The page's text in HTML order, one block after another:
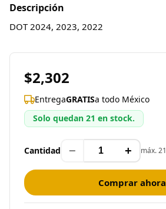
Descripción
DOT 2024, 2023, 2022
$2,302
EntregaGRATISa todo México
Solo quedan 21 en stock.
Cantidad − + máx. 21
Comprar ahora